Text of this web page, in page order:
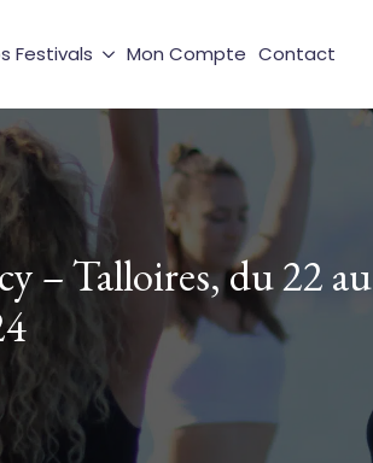
Festivals Mon Compte Contact
– Talloires, du 22 au